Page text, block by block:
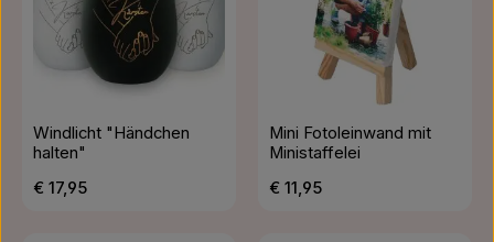
Windlicht "Händchen
halten"
Regulärer Preis:
€ 17,95
Mini Fotoleinwand mit
Ministaffelei
Regulärer Preis:
€ 11,95